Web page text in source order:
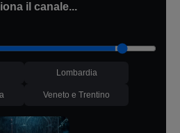
il canale...
Lombardia
Veneto e Trentino